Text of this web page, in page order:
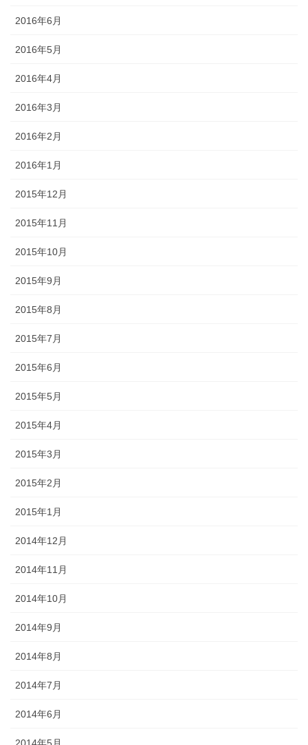
2016年6月
2016年5月
2016年4月
2016年3月
2016年2月
2016年1月
2015年12月
2015年11月
2015年10月
2015年9月
2015年8月
2015年7月
2015年6月
2015年5月
2015年4月
2015年3月
2015年2月
2015年1月
2014年12月
2014年11月
2014年10月
2014年9月
2014年8月
2014年7月
2014年6月